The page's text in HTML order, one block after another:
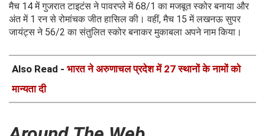
मैच 14 में गुजरात टाइटंस ने पावरप्ले में 68/1 का मजबूत स्कोर बनाया और
अंत में 1 रन से रोमांचक जीत हासिल की। वहीं, मैच 15 में लखनऊ सुपर
जायंट्स ने 56/2 का संतुलित स्कोर बनाकर मुकाबला अपने नाम किया।
Also Read - भारत ने अरुणाचल प्रदेश में 27 स्थानों के नामों को
मान्यता दी